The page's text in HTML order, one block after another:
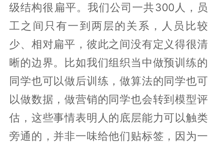
级结构很扁平。我们公司一共300人，员
工之间只有一到两层的关系，人员比较
少、相对扁平，彼此之间没有定义得很清
晰的边界。比如我们组织当中做预训练的
同学也可以做后训练，做算法的同学也可
以做数据，做营销的同学也会转到模型评
估，这些事情表明人的底层能力可以触类
旁通的，并非一味给他们贴标签，因为一